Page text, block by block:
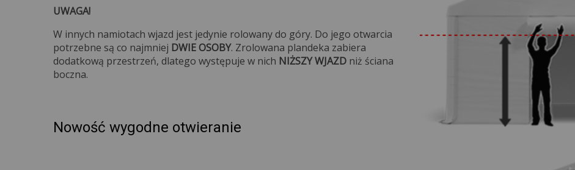
UWAGA!
W innych namiotach wjazd jest jedynie rolowany do góry. Do jego otwarcia
potrzebne są co najmniej DWIE OSOBY. Zrolowana plandeka zabiera
dodatkową przestrzeń, dlatego występuje w nich NIŻSZY WJAZD niż ściana
boczna.
Nowość wygodne otwieranie